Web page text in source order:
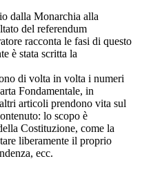
dalla Monarchia alla
del referendum
racconta le fasi di questo
è stata scritta la
di volta in volta i numeri
Fondamentale, in
articoli prendono vita sul
lo scopo è
Costituzione, come la
liberamente il proprio
ecc.